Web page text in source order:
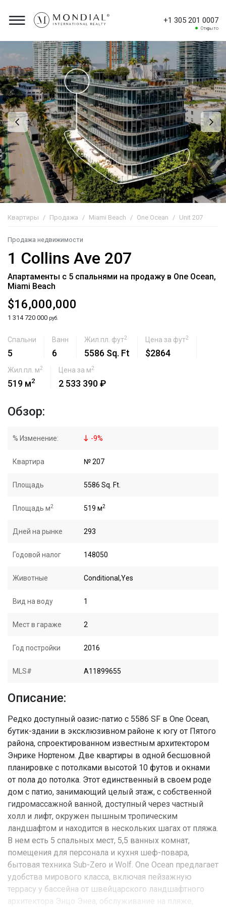
+1 305 201 0007
Открыто
Квартиры Продажа Miami Beach One Ocean Unit 207
Продажа недвижимости
1 Collins Ave 207
Апартаменты с 5 спальнями на продажу в One Ocean,
Miami Beach
$16,000,000
1 314 720 000 руб.
Спальни
5
Ванн
6
Жил.пл. фут2
5586 Sq. Ft
Цена за фут2
$2864
Жил.пл. м2
519 м2
Цена за м2
2 533 390 ₽
Обзор:
% Изменение: -9%
Квартира № 207
Площадь 5586 Sq. Ft.
Площадь м2 519 м2
Дней на рынке 293
Годовой налог 148050
Животные Conditional,Yes
Вид на воду 1
Мест в гараже 2
Год постройки 2016
MLS# A11899655
Описание:
Редко доступный оазис-патио с 5586 SF в One Ocean,
бутик-здании в эксклюзивном районе к югу от Пятого
района, спроектированном известным архитектором
Энрике Нортеном. Две квартиры в одной бесшовной
планировке с потолками высотой 10 футов и окнами
от пола до потолка. Этот единственный в своем роде
дом с патио, занимающий целый этаж, с собственной
гидромассажной ванной, доступный через частный
холл и лифт, окружен пышным тропическим
ландшафтом и находится в нескольких шагах от пляжа.
В нем есть 5 спальных мест, 5,5 ванных комнат,
помещения для персонала и кухня шеф-повара,
бытовая техника Sub-Zero и Wolf. One Ocean предлагает
удобства мирового класса, включая пейзажную
террасу у бассейна от швейцарского ландшафтного
архитектора Энцо Энеа, обслуживание на пляже,